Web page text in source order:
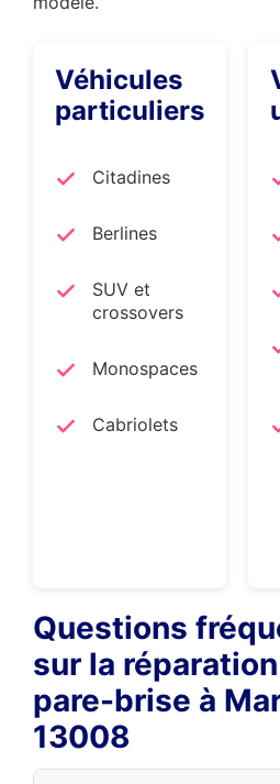
Véhicules
particuliers
Citadines
Berlines
SUV et
crossovers
Monospaces
Cabriolets
Questions
sur la
pare-brise à
13008